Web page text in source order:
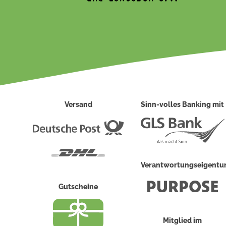
Versand
Deutsche
Gutscheine
Sinn-volles Banking mit
Mitglied im